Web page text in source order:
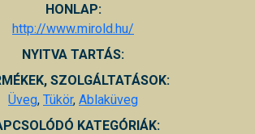
HONLAP:
http://www.mirold.hu/
NYITVA TARTÁS:
SZOLGÁLTATÁSOK:
Üveg, Tükör, Ablaküveg
KATEGÓRIÁK: